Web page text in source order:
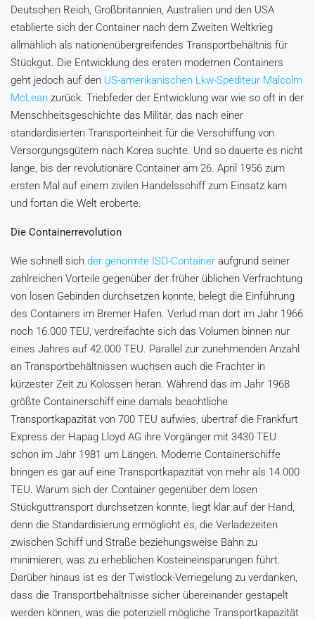
Deutschen Reich, Großbritannien, Australien und den USA
etablierte sich der Container nach dem Zweiten Weltkrieg
allmählich als nationenübergreifendes Transportbehältnis für
Stückgut. Die Entwicklung des ersten modernen Containers
geht jedoch auf den US-amerikanischen Lkw-Spediteur Malcolm
McLean zurück. Triebfeder der Entwicklung war wie so oft in der
Menschheitsgeschichte das Militär, das nach einer
standardisierten Transporteinheit für die Verschiffung von
Versorgungsgütern nach Korea suchte. Und so dauerte es nicht
lange, bis der revolutionäre Container am 26. April 1956 zum
ersten Mal auf einem zivilen Handelsschiff zum Einsatz kam
und fortan die Welt eroberte.
Die Containerrevolution
Wie schnell sich der genormte ISO-Container aufgrund seiner
zahlreichen Vorteile gegenüber der früher üblichen Verfrachtung
von losen Gebinden durchsetzen konnte, belegt die Einführung
des Containers im Bremer Hafen. Verlud man dort im Jahr 1966
noch 16.000 TEU, verdreifachte sich das Volumen binnen nur
eines Jahres auf 42.000 TEU. Parallel zur zunehmenden Anzahl
an Transportbehältnissen wuchsen auch die Frachter in
kürzester Zeit zu Kolossen heran. Während das im Jahr 1968
größte Containerschiff eine damals beachtliche
Transportkapazität von 700 TEU aufwies, übertraf die Frankfurt
Express der Hapag Lloyd AG ihre Vorgänger mit 3430 TEU
schon im Jahr 1981 um Längen. Moderne Containerschiffe
bringen es gar auf eine Transportkapazität von mehr als 14.000
TEU. Warum sich der Container gegenüber dem losen
Stückguttransport durchsetzen konnte, liegt klar auf der Hand,
denn die Standardisierung ermöglicht es, die Verladezeiten
zwischen Schiff und Straße beziehungsweise Bahn zu
minimieren, was zu erheblichen Kosteineinsparungen führt.
Darüber hinaus ist es der Twistlock-Verriegelung zu verdanken,
dass die Transportbehältnisse sicher übereinander gestapelt
werden können, was die potenziell mögliche Transportkapazität